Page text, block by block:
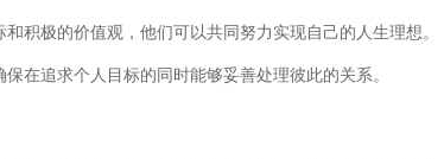
积极的价值观，他们可以共同努力实现自己的人生理想。
在追求个人目标的同时能够妥善处理彼此的关系。